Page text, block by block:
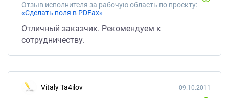
Отзыв исполнителя за рабочую область по проекту:
«Сделать поля в PDFах»
Отличный заказчик. Рекомендуем к
сотрудничеству.
Vitaly Ta4ilov 09.10.2011